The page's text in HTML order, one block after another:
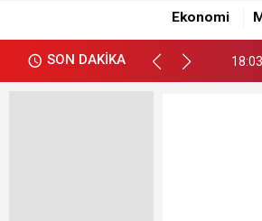
Ekonomi
SON DAKİKA